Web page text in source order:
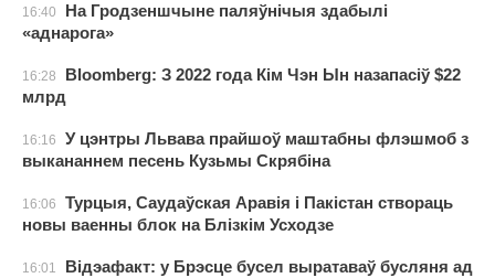
16:40
На Гродзеншчыне паляўнічыя здабылі
«аднарога»
16:28
Bloomberg: З 2022 года Кім Чэн Ын назапасіў $22
млрд
16:16
У цэнтры Львава прайшоў маштабны флэшмоб з
выкананнем песень Кузьмы Скрябіна
16:06
Турцыя, Саудаўская Аравія і Пакістан створаць
новы ваенны блок на Блізкім Усходзе
16:01
Відэафакт: у Брэсце бусел выратаваў бусляня ад